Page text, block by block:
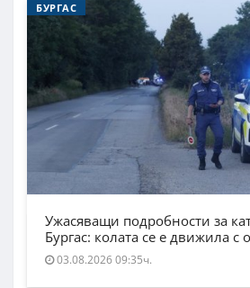
БУРГАС
Ужасяващи подробности за
Бургас: колата се е движила с
03.08.2026 09:35ч.